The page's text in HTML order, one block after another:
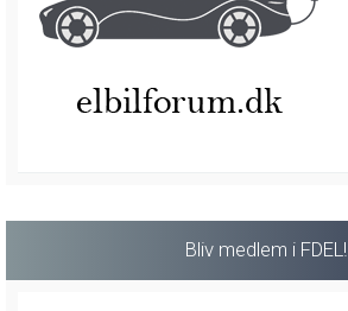
Bliv medlem i FDEL!